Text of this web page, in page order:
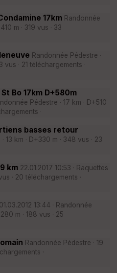
17km Randonnée
m · 319 vus · 33
Randonnée Pédestre ·
vus · 21 téléchargements ·
Bo 17km D+580m
Pédestre · 17 km · D+510
·
basses retour
13 km · D+330 m · 348 vus · 23
km 22.01.2017 10:53 · Raquettes
· 20 téléchargements ·
01.03.2012 13:44 · Randonnée
m · 188 vus · 25
Randonnée Pédestre · 19
·